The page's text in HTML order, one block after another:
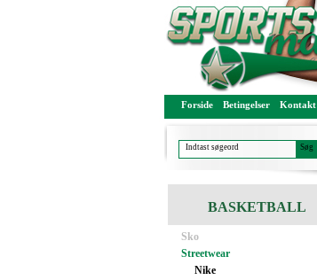
Forside Betingelser Kontakt
BASKETBALL
Sko
Streetwear
Nike